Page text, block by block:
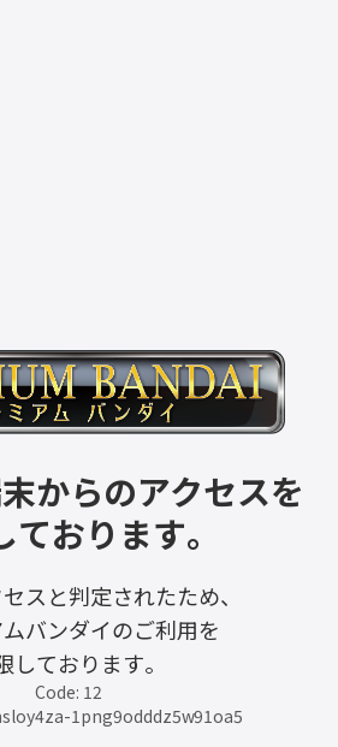
からのアクセスを
ております。
スと判定されたため、
バンダイのご利用を
しております。
Code: 12
1png9odddz5w91oa5